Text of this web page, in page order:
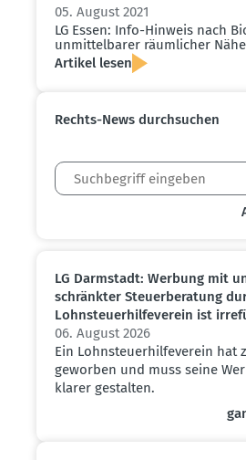
05. August 2021
LG Essen: Info-Hinweis nach
unmit­tel­barer räumlicher
Artikel lesen
Rechts-News durch­suchen
LG Darmstadt: Werbung mit
schränkter Steuer­be­ratung
Lohnsteu­er­hil­fe­verein ist
06. August 2026
Ein Lohnsteuerhilfeverein hat
geworben und muss seine
klarer gestalten.